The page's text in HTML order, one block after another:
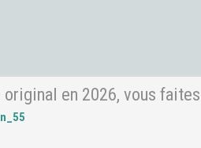
en 2026, vous